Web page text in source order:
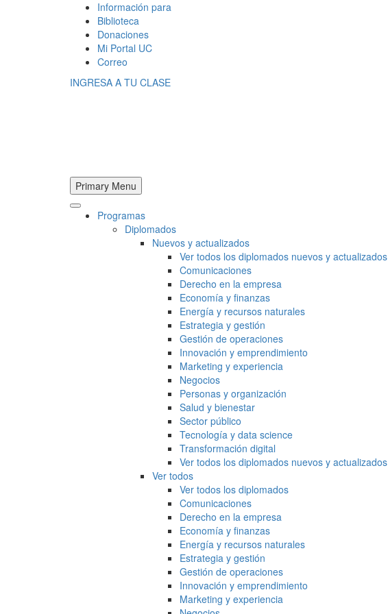
Información para
Biblioteca
Donaciones
Mi Portal UC
Correo
INGRESA A TU CLASE
Primary Menu
Programas
Diplomados
Nuevos y actualizados
Ver todos los diplomados nuevos y actualizados
Comunicaciones
Derecho en la empresa
Economía y finanzas
Energía y recursos naturales
Estrategia y gestión
Gestión de operaciones
Innovación y emprendimiento
Marketing y experiencia
Negocios
Personas y organización
Salud y bienestar
Sector público
Tecnología y data science
Transformación digital
Ver todos los diplomados nuevos y actualizados
Ver todos
Ver todos los diplomados
Comunicaciones
Derecho en la empresa
Economía y finanzas
Energía y recursos naturales
Estrategia y gestión
Gestión de operaciones
Innovación y emprendimiento
Marketing y experiencia